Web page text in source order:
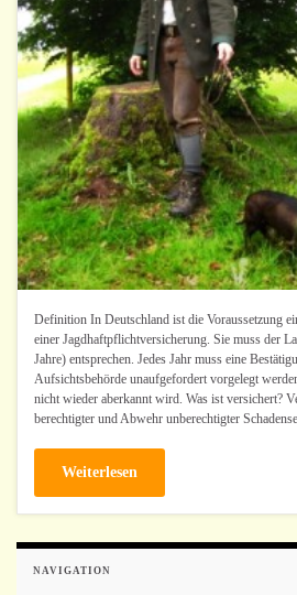
Definition In Deutschland ist die Voraussetzung
einer Jagdhaftpflichtversicherung. Sie muss der
Jahre) entsprechen. Jedes Jahr muss eine
Aufsichtsbehörde unaufgefordert vorgelegt
nicht wieder aberkannt wird. Was ist versichert?
berechtigter und Abwehr unberechtigter
Weiterlesen
NAVIGATION